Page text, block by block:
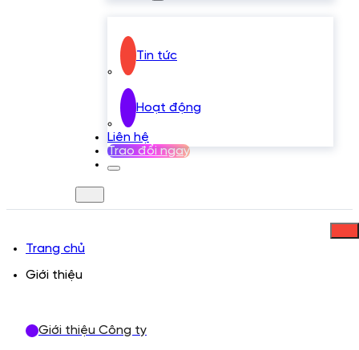
Tin tức
Hoạt động
Liên hệ
Trao đổi ngay
Trang chủ
Giới thiệu
Giới thiệu Công ty